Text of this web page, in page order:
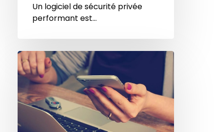
Un logiciel de sécurité privée
performant est…
Un
logiciel
pour
faire
le
entre